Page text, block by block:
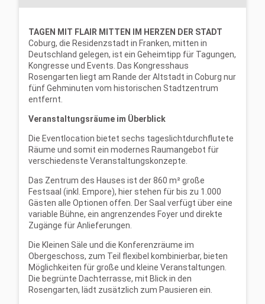
TAGEN MIT FLAIR MITTEN IM HERZEN DER STADT
Coburg, die Residenzstadt in Franken, mitten in
Deutschland gelegen, ist ein Geheimtipp für Tagungen,
Kongresse und Events. Das Kongresshaus
Rosengarten liegt am Rande der Altstadt in Coburg nur
fünf Gehminuten vom historischen Stadtzentrum
entfernt.
Veranstaltungsräume im Überblick
Die Eventlocation bietet sechs tageslichtdurchflutete
Räume und somit ein modernes Raumangebot für
verschiedenste Veranstaltungskonzepte.
Das Zentrum des Hauses ist der 860 m² große
Festsaal (inkl. Empore), hier stehen für bis zu 1.000
Gästen alle Optionen offen. Der Saal verfügt über eine
variable Bühne, ein angrenzendes Foyer und direkte
Zugänge für Anlieferungen.
Die Kleinen Säle und die Konferenzräume im
Obergeschoss, zum Teil flexibel kombinierbar, bieten
Möglichkeiten für große und kleine Veranstaltungen.
Die begrünte Dachterrasse, mit Blick in den
Rosengarten, lädt zusätzlich zum Pausieren ein.